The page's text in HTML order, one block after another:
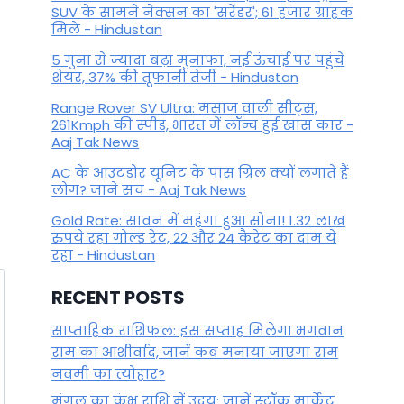
SUV के सामने नेक्सन का 'सरेंडर'; 61 हजार ग्राहक
मिले - Hindustan
5 गुना से ज्यादा बढ़ा मुनाफा, नई ऊंचाई पर पहुंचे
शेयर, 37% की तूफानी तेजी - Hindustan
Range Rover SV Ultra: मसाज वाली सीट्स,
261Kmph की स्पीड, भारत में लॉन्च हुई खास कार -
Aaj Tak News
AC के आउटडोर यूनिट के पास ग्रिल क्यों लगाते हैं
लोग? जाने सच - Aaj Tak News
Gold Rate: सावन में महंगा हुआ सोना! 1.32 लाख
रुपये रहा गोल्ड रेट, 22 और 24 कैरेट का दाम ये
रहा - Hindustan
RECENT POSTS
साप्ताहिक राशिफल: इस सप्ताह मिलेगा भगवान
राम का आशीर्वाद, जानें कब मनाया जाएगा राम
नवमी का त्योहार?